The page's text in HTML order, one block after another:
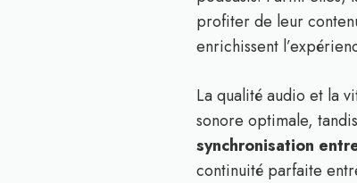
profiter de leur
enrichissent
La qualité audio et la
sonore optimale,
synchronisation
continuité parfaite